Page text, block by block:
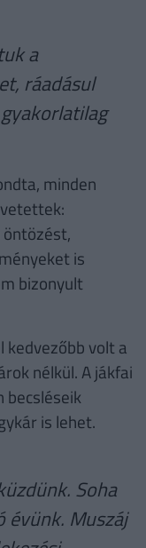
a
ráadásul
minden
is
bizonyult
kedvezőbb volt a
nélkül. A jákfai
becsléseik
is lehet.
Soha
évünk. Muszáj